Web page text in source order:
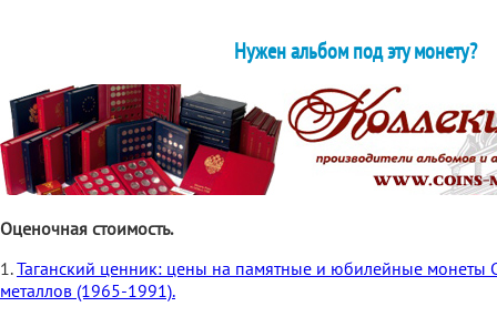
Нужен альбом под эту монету?
Оценочная стоимость.
1.Таганский ценник: цены на памятные и юбилейные монеты
металлов (1965-1991).